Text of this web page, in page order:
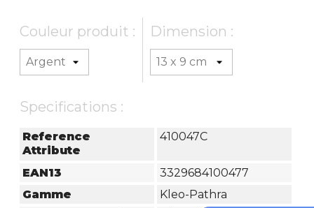
Couleur produit : Dimension :
Specifications :
Reference
Attribute
410047C
EAN13
3329684100477
Gamme
Kleo-Pathra